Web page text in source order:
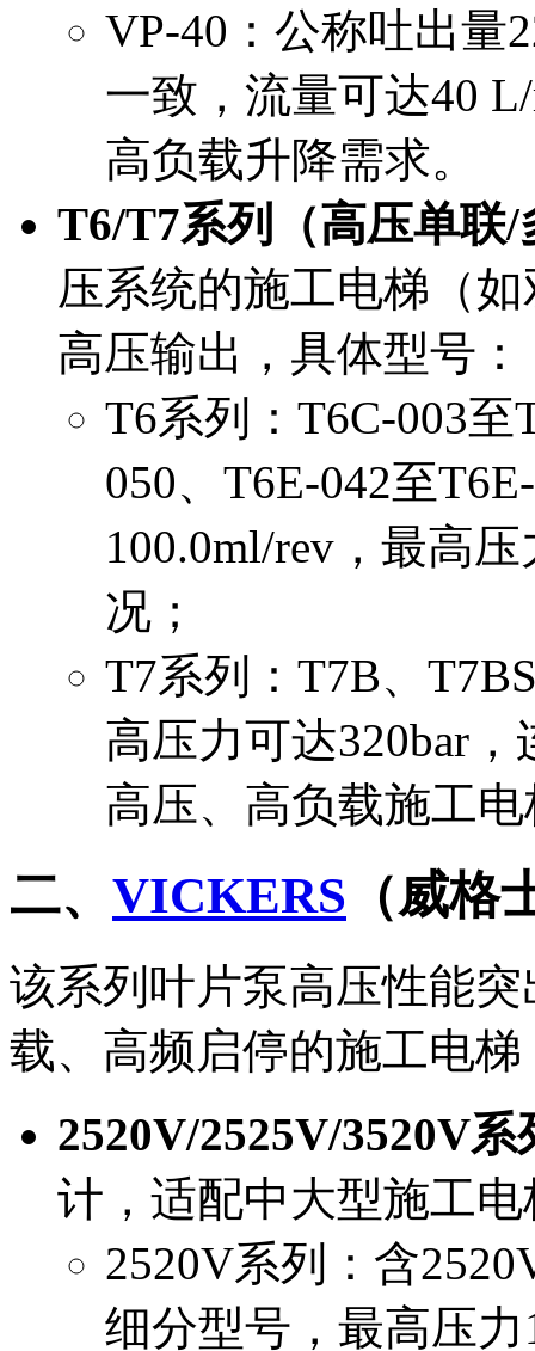
VP-40：公称吐出量
一致，流量可达40
高负载升降需求。
T6/T7系列（高压单联/
压系统的施工电梯（
高压输出，具体型号：
T6系列：T6C-003至
050、T6E-042至
100.0ml/rev，最高
况；
T7系列：T7B、
高压力可达320bar
高压、高负载施工
二、 VICKERS （威
该系列叶片泵高压性能
载、高频启停的施工电
2520V/2525V/3520V系
计，适配中大型施工
2520V系列：含
细分型号，最高压力